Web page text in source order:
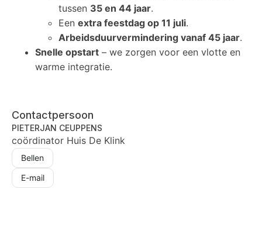
tussen 35 en 44 jaar.
Een extra feestdag op 11 juli.
Arbeidsduurvermindering vanaf 45 jaar.
Snelle opstart – we zorgen voor een vlotte en
warme integratie.
Contactpersoon
PIETERJAN CEUPPENS
coördinator Huis De Klink
Bellen
E-mail